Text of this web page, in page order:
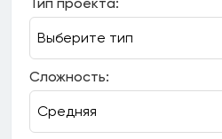
Сложность: